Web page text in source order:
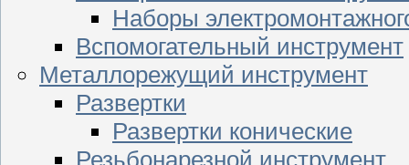
Наборы
Вспомогательный инструмент
Металлорежущий инструмент
Развертки
Развертки конические
Резьбонарезной инструмент